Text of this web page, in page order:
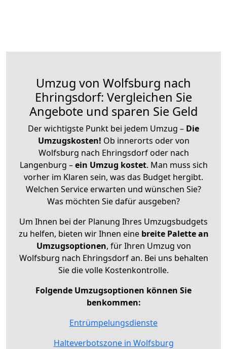
Umzug von Wolfsburg nach
Ehringsdorf: Vergleichen Sie
Angebote und sparen Sie Geld
Der wichtigste Punkt bei jedem Umzug – Die
Umzugskosten! Ob innerorts oder von
Wolfsburg nach Ehringsdorf oder nach
Langenburg –ein Umzug kostet. Man muss sich
vorher im Klaren sein, was das Budget hergibt.
Welchen Service erwarten und wünschen Sie?
Was möchten Sie dafür ausgeben?
Um Ihnen bei der Planung Ihres Umzugsbudgets
zu helfen, bieten wir Ihnen eine breite Palette an
Umzugsoptionen, für Ihren Umzug von
Wolfsburg nach Ehringsdorf an. Bei uns behalten
Sie die volle Kostenkontrolle.
Folgende Umzugsoptionen können Sie
benkommen:
Entrümpelungsdienste
Halteverbotszone in Wolfsburg